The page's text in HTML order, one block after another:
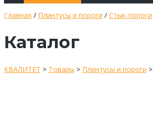
Главная / Плинтусы и пороги / Стык-пороги
Каталог
КВАЛИТЕТ > Товары > Плинтусы и пороги >